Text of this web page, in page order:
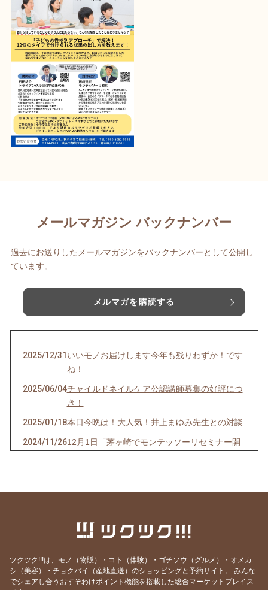
メールマガジン バックナンバー
過去にお送りしたメールマガジンをバックナンバーとして公開し
ています。
メルマガを購読する
2025/12/31 いいモノお届けします今年も残りわずか！です
ね！
2025/06/04チャイルドネイルケア公認講師募集の好評につ
き！
2025/01/18本日今晩は！大人気！井上まゆみ先生との対談
2024/11/2612月1日「茅ヶ崎でモンテッソーリセミナー開
を放映いたします。
いこと』です！
2024/05/26 今晩❗21時から必見❗子育て講座『子育て中に良
ツクツク!!!は、モノ（物販）・コト（体験）・ゴチソウ（グルメ）・オメカ
シ（美容）・チョクバイ（産地直送）のショッピングと予約サイト。
みんな
でシェアし合うおすそわけポイント機能を搭載した総合マーケットプレイス